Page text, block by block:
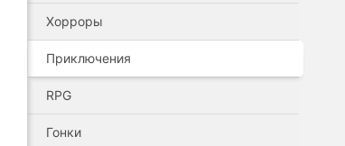
Хорроры
Приключения
RPG
Гонки